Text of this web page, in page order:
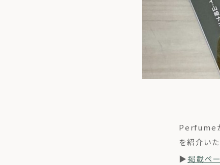
Perfumeか
を紹介い
▶掲載ペ